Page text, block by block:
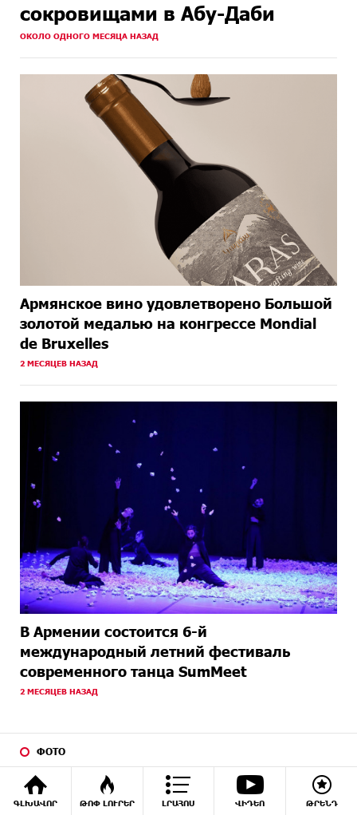
ԳԼԽԱՎՈՐ ԹՈՓ ԼՈՒՐԵՐ ԼՐԱՀՈՍ ՎԻԴԵՈ ԹՐԵՆԴ
сокровищами в Абу-Даби
ОКОЛО ОДНОГО МЕСЯЦА НАЗАД
Армянское вино удовлетворено Большой
золотой медалью на конгрессе Mondial
de Bruxelles
2 МЕСЯЦЕВ НАЗАД
В Армении состоится 6-й
международный летний фестиваль
современного танца SumMeet
2 МЕСЯЦЕВ НАЗАД
ФОТО